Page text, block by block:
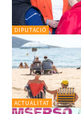
DIPUTACIÓ
ACTUALITAT